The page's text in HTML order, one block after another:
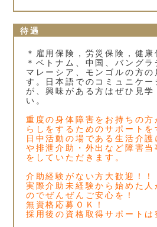
待遇
＊雇用保険，労災保険，健
＊ベトナム、中国、バングラ
マレーシア、モンゴルの方の
す。日本語でのコミュニケー
が、興味がある方はぜひ見学
い。
重度の身体障害をお持ちの方
らしをするためのサポートを
日中活動の場である生活介
や排泄介助・外出など障害当
をしていただきます。
介助経験がない方大歓迎！！
実際介助未経験から始めた人
のでぜんぜんご安心を！
無資格応募ＯＫ！
採用後の資格取得サポートは